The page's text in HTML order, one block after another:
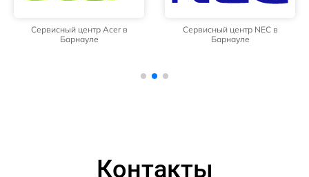
Сервисный центр Acer в
Барнауле
Сервисный центр NEC в
Барнауле
Контакты